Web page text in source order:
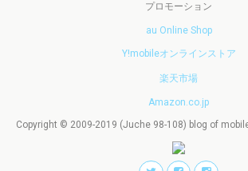
プロモーション
au Online Shop
Y!mobileオンラインストア
楽天市場
Amazon.co.jp
Copyright © 2009-2019 (Juche 98-108) blog of